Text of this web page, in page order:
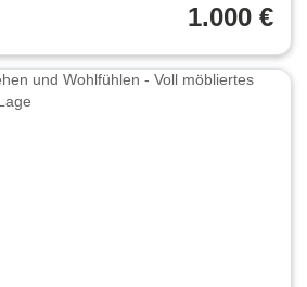
1.000 €